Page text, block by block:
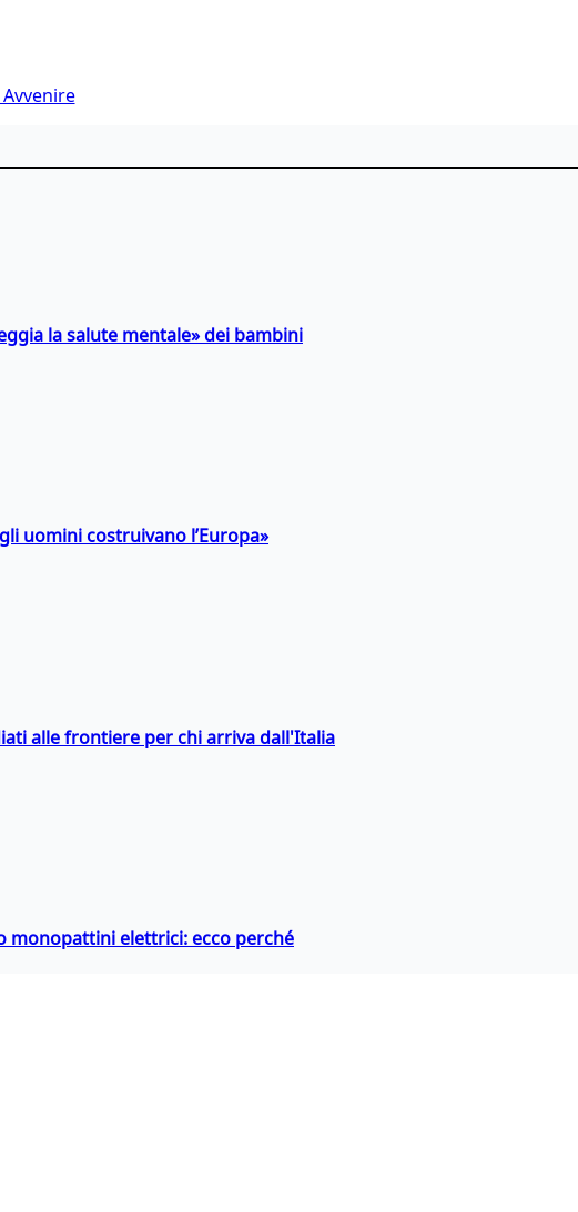
la salute mentale» dei bambini
uomini costruivano l’Europa»
alle frontiere per chi arriva dall'Italia
monopattini elettrici: ecco perché